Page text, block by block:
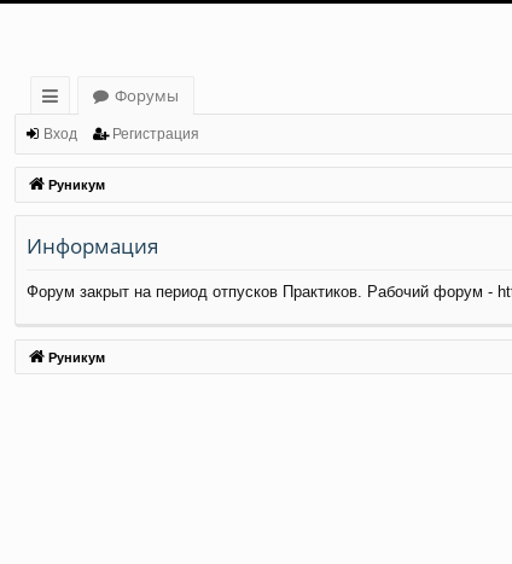
с
ы
лк
и
Форумы
Вход Регистрация
Руникум
Информация
Форум закрыт на период отпусков Практиков. Рабочий форум -
Руникум